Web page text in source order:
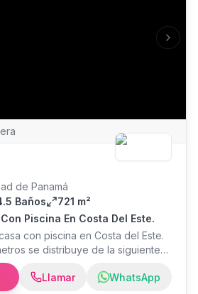
Next
de Panamá
Baños
721 m²
Piscina En Costa Del Este.
con piscina en Costa del Este.
se distribuye de la siguiente
cuatro (4) baños, sala -
terraza, cuarto y baño de
Llamar WhatsApp